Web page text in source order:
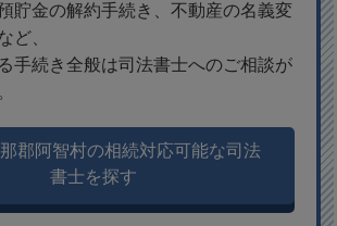
貯金の解約手続き、不動産の名義変
ど、
手続き全般は司法書士へのご相談が
郡阿智村の相続対応可能な司法
書士を探す